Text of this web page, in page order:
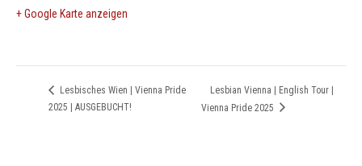
+ Google Karte anzeigen
Lesbisches Wien | Vienna Pride
2025 | AUSGEBUCHT!
Lesbian Vienna | English Tour |
Vienna Pride 2025